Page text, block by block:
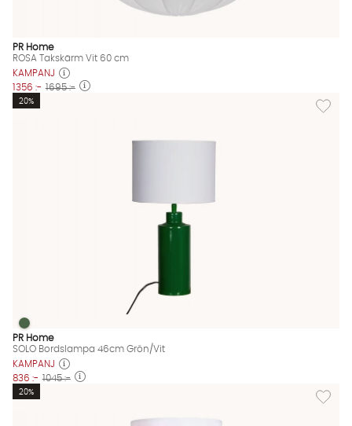
PR Home
ROSA Takskärm Vit 60 cm
KAMPANJ
1356 :- 1695 :-
Lägg
20%
SOLO Bordslampa 46cm Grön/Vit Finns även i dessa färger:
SOLO Bordslampa 46cm Grön/Vit
PR Home
SOLO Bordslampa 46cm Grön/Vit
KAMPANJ
836 :- 1045 :-
Lägg
20%